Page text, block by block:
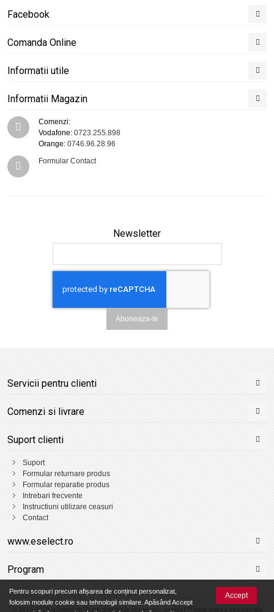
Facebook
Comanda Online
Informatii utile
Informatii Magazin
Comenzi:
Vodafone: 0723.255.898
Orange: 0746.96.28.96
Formular Contact
Newsletter
Aboneaza-te
Servicii pentru clienti
Comenzi si livrare
Suport clienti
Suport
Formular returnare produs
Formular reparatie produs
Intrebari frecvente
Instructiuni utilizare ceasuri
Contact
www.eselect.ro
Program
© 2015-2021 eSelect.ro Toate drepturile rezervate. eselect™ este marca inregistrata
Pentru scopuri precum afișarea de conținut personalizat,
folosim module cookie sau tehnologii similare. Apăsând Accept
Accept